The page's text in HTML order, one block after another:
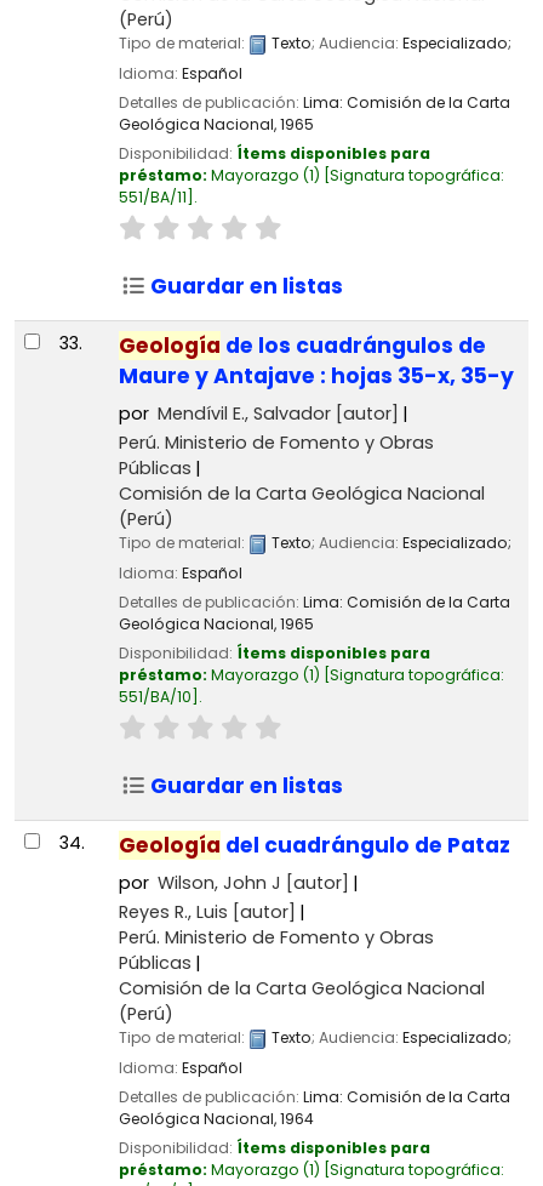
(Perú)
Tipo de material: Texto; Audiencia: Especializado;
Idioma: Español
Detalles de publicación: Lima: Comisión de la Carta
Geológica Nacional,1965
Disponibilidad: Ítems disponibles para
préstamo: Mayorazgo (1) Signatura topográfica:
551/BA/11 .
Guardar en listas
33. Geología de los cuadrángulos de
Maure y Antajave : hojas 35-x, 35-y
por Mendívil E., Salvador[autor]
Perú. Ministerio de Fomento y Obras
Públicas
Comisión de la Carta Geológica Nacional
(Perú)
Tipo de material: Texto; Audiencia: Especializado;
Idioma: Español
Detalles de publicación: Lima: Comisión de la Carta
Geológica Nacional,1965
Disponibilidad: Ítems disponibles para
préstamo: Mayorazgo (1) Signatura topográfica:
551/BA/10 .
Guardar en listas
34. Geología del cuadrángulo de Pataz
por Wilson, John J [autor]
Reyes R., Luis [autor]
Perú. Ministerio de Fomento y Obras
Públicas
Comisión de la Carta Geológica Nacional
(Perú)
Tipo de material: Texto; Audiencia: Especializado;
Idioma: Español
Detalles de publicación: Lima: Comisión de la Carta
Geológica Nacional,1964
Disponibilidad: Ítems disponibles para
préstamo: Mayorazgo (1) Signatura topográfica: